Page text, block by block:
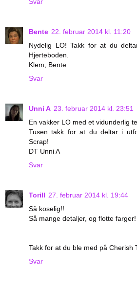
Bente 22. februar 2014 kl. 11:20
Nydelig LO! Takk for at du
Hjerteboden.
Klem, Bente
Svar
Unni A 23. februar 2014 kl. 23:51
En vakker LO med et vidunderlig
Tusen takk for at du deltar i
Scrap!
DT Unni A
Svar
Torill 27. februar 2014 kl. 19:44
Så koselig!!
Så mange detaljer, og flotte farger!
Takk for at du ble med på Cherish
Svar